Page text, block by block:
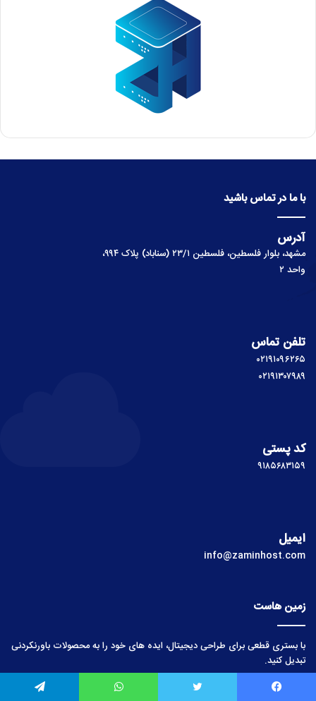
با ما در تماس باشید
آدرس
مشهد، بلوار فلسطین، فلسطین ۲۳/۱ (سناباد) پلاک ۹۹۴،
واحد ۲
تلفن تماس
۰۲۱۹۱۰۹۶۲۶۵
۰۲۱۹۱۳۰۷۹۸۹
کد پستی
۹۱۸۵۶۸۳۱۵۹
ایمیل
info@zaminhost.com
زمین هاست
با بستری قطعی برای طراحی دیجیتال، ایده های خود را به محصولات باورنکردنی
تبدیل کنید.
لینک‌های مفید